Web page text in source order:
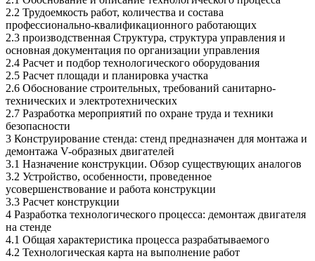
2.2 Трудоемкость работ, количества и состава
профессионально-квалификационного работающих
2.3 производственная Структура, структура управления и
основная документация по организации управления
2.4 Расчет и подбор технологического оборудования
2.5 Расчет площади и планировка участка
2.6 Обоснование строительных, требований санитарно-
технических и электротехнических
2.7 Разработка мероприятий по охране труда и техники
безопасности
3 Конструирование стенда: стенд предназначен для монтажа и
демонтажа V-образных двигателей
3.1 Назначение конструкции. Обзор существующих аналогов
3.2 Устройство, особенности, проведенное
усовершенствование и работа конструкции
3.3 Расчет конструкции
4 Разработка технологического процесса: демонтаж двигателя
на стенде
4.1 Общая характеристика процесса разрабатываемого
4.2 Технологическая карта на выполнение работ